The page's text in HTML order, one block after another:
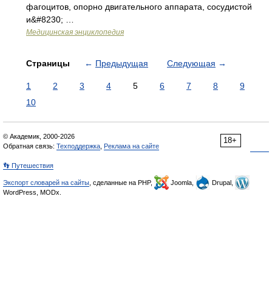
фагоцитов, опорно двигательного аппарата, сосудистой
и&#8230; …
Медицинская энциклопедия
Страницы ← Предыдущая Следующая →
1 2 3 4 5 6 7 8
9
10
18+
© Академик, 2000-2026
Обратная связь: Техподдержка Реклама на сайте
👣 Путешествия
Экспорт словарей на сайты , сделанные на PHP, Joomla,
Drupal,
WordPress, MODx.